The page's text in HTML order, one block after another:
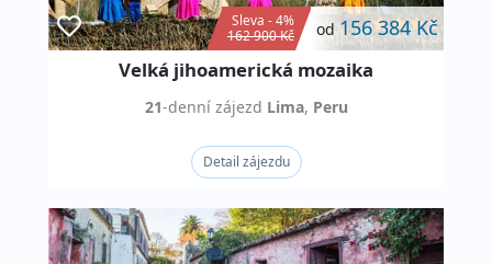
Sleva - 4%
162 900 Kč
od 156 384 Kč
Velká jihoamerická mozaika
21-dennízájezd Lima, Peru
Detail zájezdu